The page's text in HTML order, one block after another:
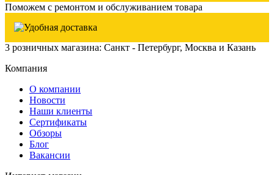
Поможем с ремонтом и обслуживанием товара
3 розничных магазина: Санкт - Петербург, Москва и Казань
Компания
О компании
Новости
Наши клиенты
Сертификаты
Обзоры
Блог
Вакансии